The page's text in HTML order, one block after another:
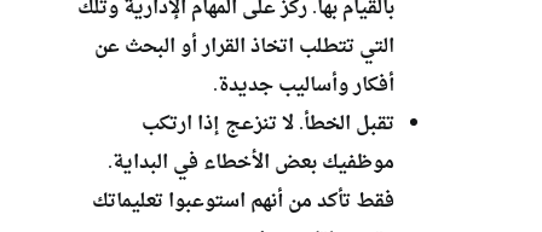
بالقيام بها. ركز على المهام الإدارية وتلك
التي تتطلب اتخاذ القرار أو البحث عن
أفكار وأساليب جديدة.
تقبل الخطأ. لا تنزعج إذا ارتكب
موظفيك بعض الأخطاء في البداية.
فقط تأكد من أنهم استوعبوا تعليماتك